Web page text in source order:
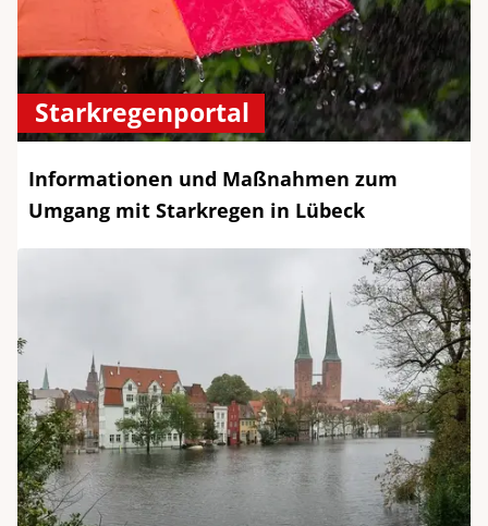
Starkregenportal
Informationen und Maßnahmen zum
Umgang mit Starkregen in Lübeck